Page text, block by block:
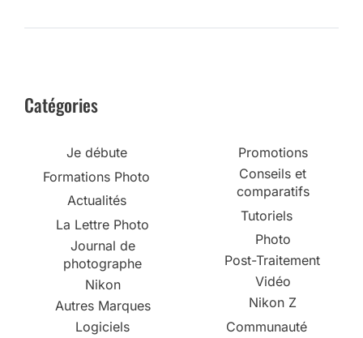
Catégories
Je débute
Formations Photo
Actualités
La Lettre Photo
Journal de
photographe
Nikon
Autres Marques
Logiciels
Promotions
Conseils et
comparatifs
Tutoriels
Photo
Post-Traitement
Vidéo
Nikon Z
Communauté